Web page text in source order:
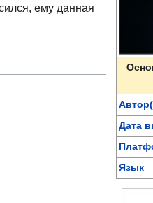
Дата
Язык
ему данная